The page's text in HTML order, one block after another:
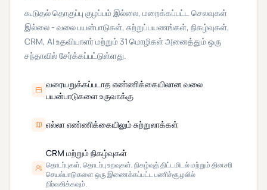
கூடுதல் தொகுப்பு குழப்பம் இல்லை, மறைக்கப்பட்ட செலவுகள்
இல்லை - வலை பயன்பாடுகள், சுற்றுப்பயணங்கள், நிகழ்வுகள்,
CRM, AI உதவியாளர் மற்றும் 31 மொழிகள் அனைத்தும் ஒரு
சந்தாவில் சேர்க்கப்பட்டுள்ளது.
வரையறுக்கப்படாத எண்ணிக்கையிலான வலை
பயன்பாடுகளை உருவாக்கு
எல்லா எண்ணிக்கையிலும் சுற்றுலாக்கள்
CRM மற்றும் நிகழ்வுகள்
தொடர்புகள், தொடர்பு உறவுகள், நிகழ்வுத் திட்டமிடல் மற்றும் தினசரி
செயல்பாடுகளை ஒரு இணைக்கப்பட்ட பணிச்சூழலில்
நிர்வகிக்கவும்.